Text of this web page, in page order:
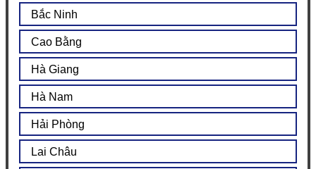
Bắc Ninh
Cao Bằng
Hà Giang
Hà Nam
Hải Phòng
Lai Châu